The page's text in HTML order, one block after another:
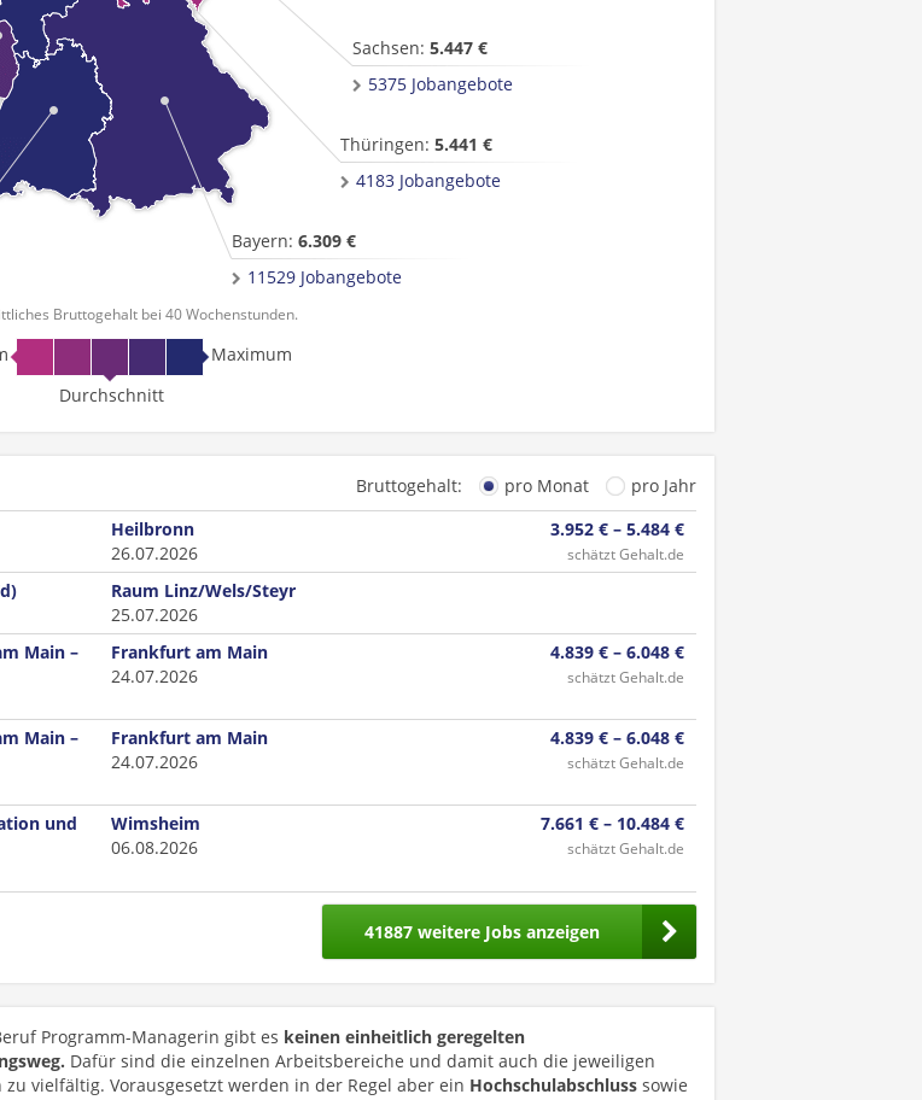
Bayern: 6.309 €
11529 Jobangebote
Sachsen: 5.447 €
5375 Jobangebote
Thüringen: 5.441 €
4183 Jobangebote
Bruttogehalt bei 40 Wochenstunden.
Maximum
Durchschnitt
Bruttogehalt: pro Monat
pro Jahr
Heilbronn
26.07.2026
3.952 € – 5.484 €
schätzt Gehalt.de
Raum Linz/Wels/Steyr
25.07.2026
Main –
Frankfurt am Main
24.07.2026
4.839 € – 6.048 €
schätzt Gehalt.de
Main –
Frankfurt am Main
24.07.2026
4.839 € – 6.048 €
schätzt Gehalt.de
und
Wimsheim
06.08.2026
7.661 € – 10.484 €
schätzt Gehalt.de
41887 weitere Jobs anzeigen
Programm-Managerin gibt es keinen einheitlich geregelten
Dafür sind die einzelnen Arbeitsbereiche und damit auch die jeweiligen
zu vielfältig. Vorausgesetzt werden in der Regel aber ein Hochschulabschluss sowie